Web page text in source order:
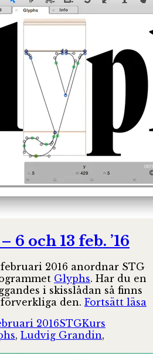
6 och 13 feb. ’16
2016 anordnar STG
Glyphs. Har du en
i skisslådan så finns
den. Fortsätt läsa
2016Författare
STGKategorier
Kurs
, Ludvig Grandin,